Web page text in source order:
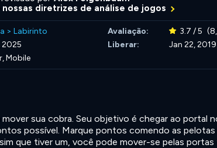
nossas diretrizes de análise de jogos
> Labirinto Avaliação: 3.7 / 5
2025 Liberar:
Jan 22, 2019
Mobile
sua cobra. Seu objetivo é chegar ao portal
possível. Marque pontos comendo as
que tiver um, você pode mover-se pelas portas